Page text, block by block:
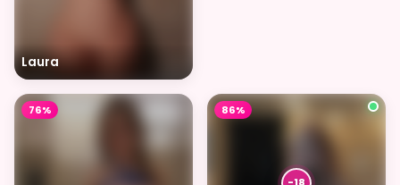
Laura
76% 86%